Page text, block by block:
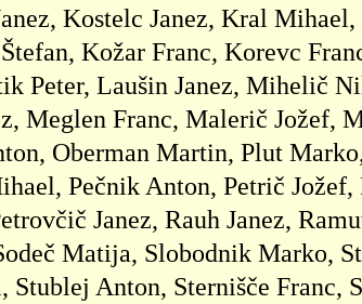
Kostelc Janez, Kral Mihael,
Kožar Franc, Korevc
Peter, Laušin Janez, Mihelič
Meglen Franc, Malerič Jožef,
Oberman Martin, Plut
Pečnik Anton, Petrič Jožef,
Janez, Rauh Janez,
Matija, Slobodnik Marko,
Anton, Sternišče Franc,